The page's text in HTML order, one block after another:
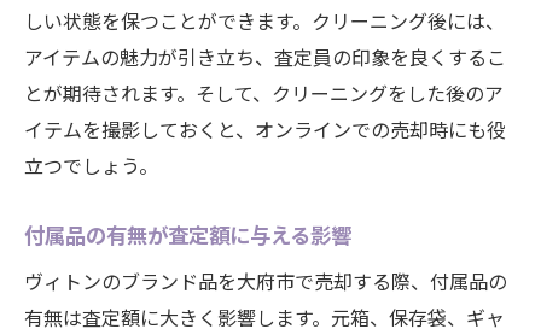
しい状態を保つことができます。クリーニング後には、
アイテムの魅力が引き立ち、査定員の印象を良くするこ
とが期待されます。そして、クリーニングをした後のア
イテムを撮影しておくと、オンラインでの売却時にも役
立つでしょう。
付属品の有無が査定額に与える影響
ヴィトンのブランド品を大府市で売却する際、付属品の
有無は査定額に大きく影響します。元箱、保存袋、ギャ